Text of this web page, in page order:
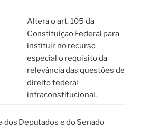
Altera o art. 105 da
Constituição Federal para
instituir no recurso
especial o requisito da
relevância das questões de
direito federal
infraconstitucional.
dos Deputados e do Senado